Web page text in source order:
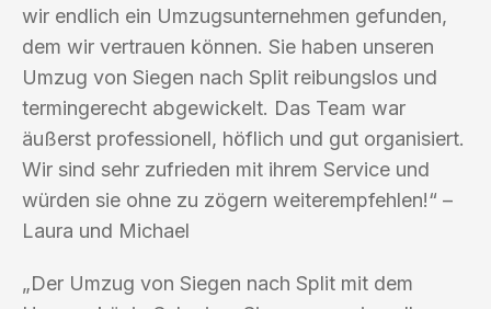
wir endlich ein Umzugsunternehmen gefunden,
dem wir vertrauen können. Sie haben unseren
Umzug von Siegen nach Split reibungslos und
termingerecht abgewickelt. Das Team war
äußerst professionell, höflich und gut organisiert.
Wir sind sehr zufrieden mit ihrem Service und
würden sie ohne zu zögern weiterempfehlen!“ –
Laura und Michael
„Der Umzug von Siegen nach Split mit dem